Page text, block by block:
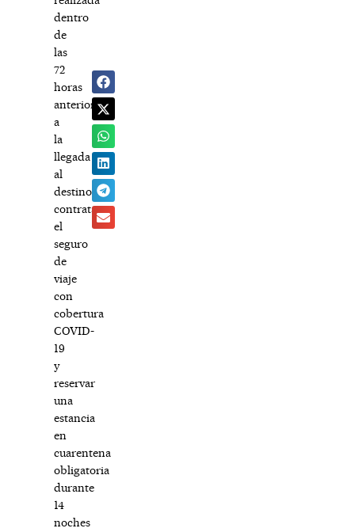
dentro
de
las
72
horas
anteriores
a
la
llegada
al
destino;
contratar
el
seguro
de
viaje
con
cobertura
COVID-
19
y
reservar
una
estancia
en
cuarentena
obligatoria
durante
14
noches